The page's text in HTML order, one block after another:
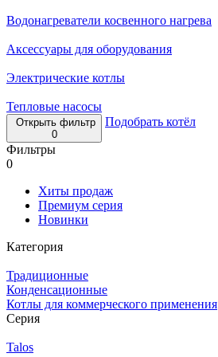
Водонагреватели косвенного нагрева
Аксессуары для оборудования
Электрические котлы
Тепловые насосы
Открыть фильтр
0
Подобрать котёл
Фильтры
0
Хиты продаж
Премиум серия
Новинки
Категория
Традиционные
Конденсационные
Котлы для коммерческого применения
Серия
Talos